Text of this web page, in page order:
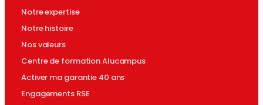
Notre expertise
Notre histoire
Nos valeurs
Centre de formation Alucampus
Activer ma garantie 40 ans
Engagements RSE